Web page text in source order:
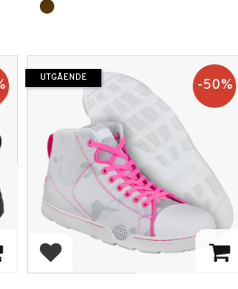
Lägg till i favoriter
50%
UTGÅENDE